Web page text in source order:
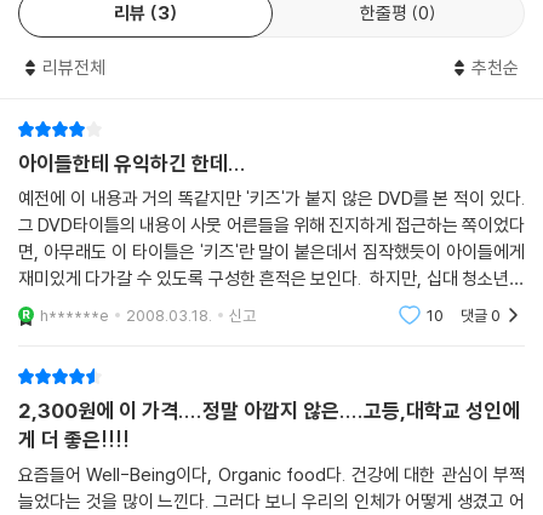
리뷰 3 한줄평 0
리뷰전체 추천순
아이들한테 유익하긴 한데...
예전에 이 내용과 거의 똑같지만 '키즈'가 붙지 않은 DVD를 본 적이 있다.
그 DVD타이틀의 내용이 사뭇 어른들을 위해 진지하게 접근하는 쪽이었다
면, 아무래도 이 타이틀은 '키즈'란 말이 붙은데서 짐작했듯이 아이들에게
재미있게 다가갈 수 있도록 구성한 흔적은 보인다. 하지만, 십대 청소년이
나레이터 역할을 한다해도 여러 전문용어를 구사하는데다 말하는 속도가
너무 빨라 초
h******e 2008.03.18. 신고 10 댓글0
2,300원에 이 가격....정말 아깝지 않은....고등,대학교 성인에
게 더 좋은!!!!
요즘들어 Well-Being이다, Organic food다. 건강에 대한 관심이 부쩍
늘었다는 것을 많이 느낀다. 그러다 보니 우리의 인체가 어떻게 생겼고 어